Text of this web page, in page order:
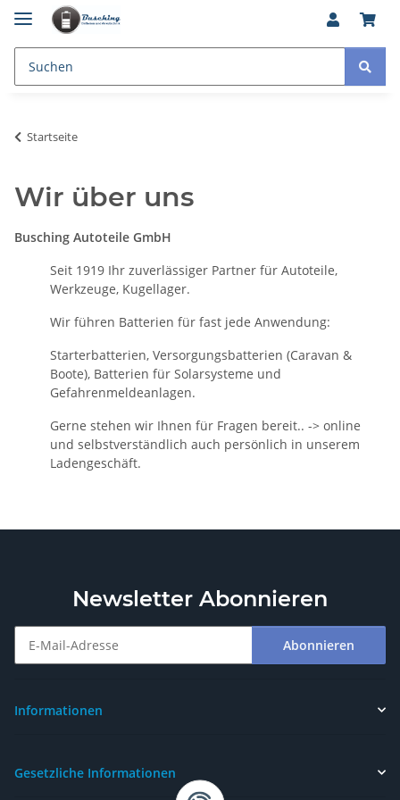
Startseite
Wir über uns
Busching Autoteile GmbH
Seit 1919 Ihr zuverlässiger Partner für Autoteile,
Werkzeuge, Kugellager.
Wir führen Batterien für fast jede Anwendung:
Starterbatterien, Versorgungsbatterien (Caravan &
Boote), Batterien für Solarsysteme und
Gefahrenmeldeanlagen.
Gerne stehen wir Ihnen für Fragen bereit.. -> online
und selbstverständlich auch persönlich in unserem
Ladengeschäft.
Newsletter Abonnieren
Abonnieren
Informationen
Gesetzliche Informationen